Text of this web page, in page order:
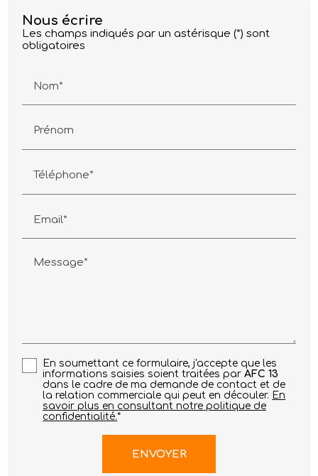
Nous écrire
Les champs indiqués par un astérisque (*) sont
obligatoires
Nom*
Prénom
Téléphone*
Email*
Message*
En soumettant ce formulaire, j'accepte que les
informations saisies soient traitées parAFC 13
dans le cadre de ma demande de contact et de
la relation commerciale qui peut en découler. En
savoir plus en consultant notre politique de
confidentialité.*